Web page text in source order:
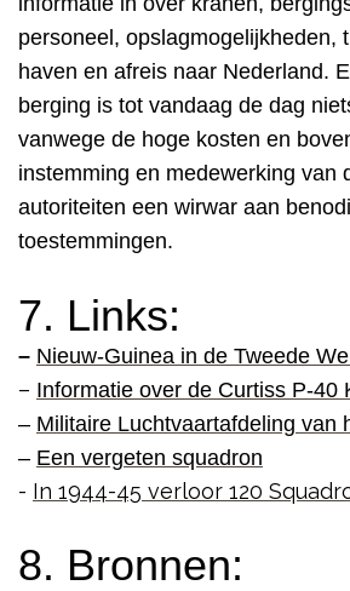
personeel, opslagmogelijkheden,
haven en afreis naar Nederland.
berging is tot vandaag de dag
vanwege de hoge kosten en
instemming en medewerking van
autoriteiten een wirwar aan
toestemmingen.
7. Links:
– Nieuw-Guinea in de Tweede
– Informatie over de Curtiss P-40
– Militaire Luchtvaartafdeling van
– Een vergeten squadron
- In 1944-45 verloor 120
8. Bronnen: